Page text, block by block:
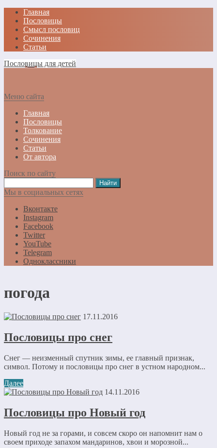
Главная
Пословицы
Смысл пословиц
Сочинения
Статьи
Пословицы для детей
Меню сайта
Главная
Пословицы
Толкование
Сочинения
Статьи
От автора
Поиск по сайту
Мы в социальных сетях
Вконтакте
Instagram
Facebook
Twitter
YouTube
Telegram
Одноклассники
погода
17.11.2016
Пословицы про снег
Снег — неизменный спутник зимы, ее главный признак,
символ. Потому и пословицы про снег в устном народном...
Далее
14.11.2016
Пословицы про Новый год
Новый год не за горами, и совсем скоро он напомнит нам о
своем приходе запахом мандаринов, хвои и морозной...